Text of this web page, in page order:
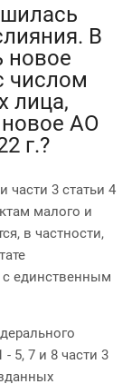
В
новое
числом
лица,
АО
г.?
части 3 статьи 4
малого и
в частности,
с единственным
5, 7 и 8 части 3